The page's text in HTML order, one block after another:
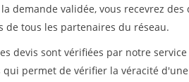
demande validée, vous recevrez
de tous les partenaires du réseau.
devis sont vérifiées par notre
permet de vérifier la véracité